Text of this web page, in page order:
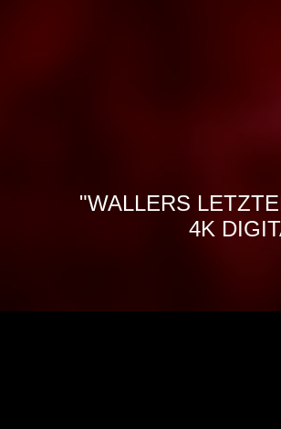
"WALLERS
4K